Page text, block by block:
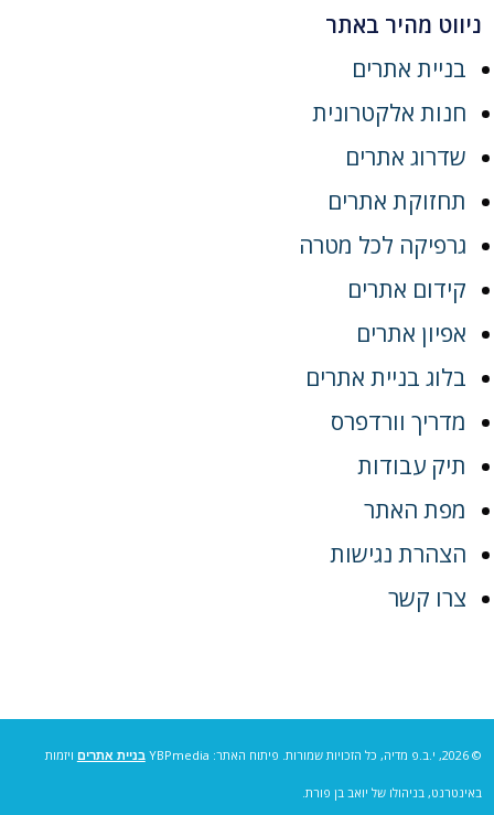
ניווט מהיר באתר
בניית אתרים
חנות אלקטרונית
שדרוג אתרים
תחזוקת אתרים
גרפיקה לכל מטרה
קידום אתרים
אפיון אתרים
בלוג בניית אתרים
מדריך וורדפרס
תיק עבודות
מפת האתר
הצהרת נגישות
צרו קשר
© 2026, י.ב.פ מדיה, כל הזכויות שמורות. פיתוח האתר: YBPmedia בניית אתרים ויזמות
באינטרנט, בניהולו של יואב בן פורת.